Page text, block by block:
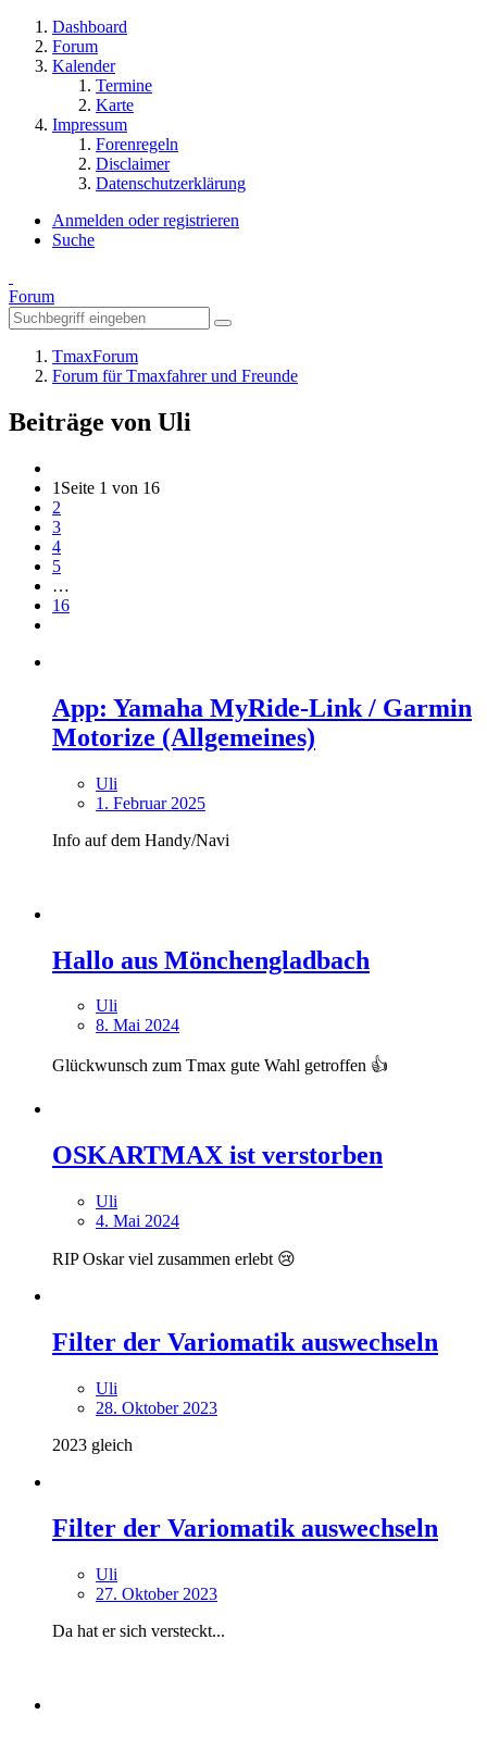
Dashboard
Forum
Kalender
Termine
Karte
Impressum
Forenregeln
Disclaimer
Datenschutzerklärung
Anmelden oder registrieren
Suche
Forum
TmaxForum
Forum für Tmaxfahrer und Freunde
Beiträge von Uli
1 Seite 1 von 16
2
3
4
5
…
16
App: Yamaha MyRide-Link / Garmin
Motorize (Allgemeines)
Uli
1. Februar 2025
Info auf dem Handy/Navi
Hallo aus Mönchengladbach
Uli
8. Mai 2024
Glückwunsch zum Tmax gute Wahl getroffen 👍
OSKARTMAX ist verstorben
Uli
4. Mai 2024
RIP Oskar viel zusammen erlebt 😢
Filter der Variomatik auswechseln
Uli
28. Oktober 2023
2023 gleich
Filter der Variomatik auswechseln
Uli
27. Oktober 2023
Da hat er sich versteckt...